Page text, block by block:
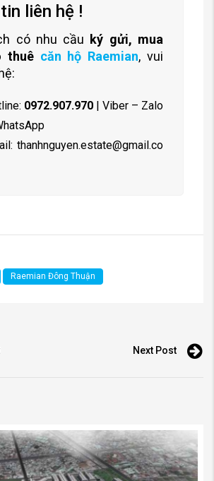
liên hệ !
có nhu cầu ký gửi, mua
thuê căn hộ Raemian, vui
0972.907.970 | Viber – Zalo
thanhnguyen.estate@gmail.co
Raemian Đông Thuận
Next Post